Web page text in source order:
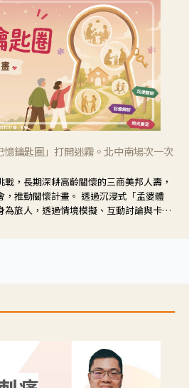
鑰匙圈」打開迷霧。北中南場次一次
，長期深耕高齡關懷的三商美邦人壽，
畫。 透過沉浸式「孟婆體
旅人，透過情境模擬、互動討論與卡牌